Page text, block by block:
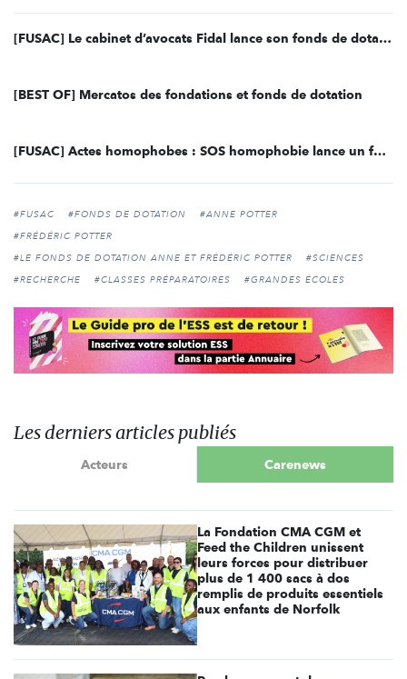
[FUSAC] Le cabinet d’avocats Fidal lance son fonds de dotation, Fidal Green
[BEST OF] Mercatos des fondations et fonds de dotation
[FUSAC] Actes homophobes : SOS homophobie lance un fonds de dotation
#FUSAC #FONDS DE DOTATION
#ANNE POTTER
#FRÉDÉRIC POTTER
#LE FONDS DE DOTATION ANNE ET FRÉDÉRIC POTTER
#SCIENCES
#RECHERCHE
#CLASSES PRÉPARATOIRES #GRANDES ÉCOLES
Les derniers articles publiés
Acteurs Carenews
La Fondation CMA CGM et
Feed the Children unissent
leurs forces pour distribuer
plus de 1 400 sacs à dos
remplis de produits essentiels
aux enfants de Norfolk